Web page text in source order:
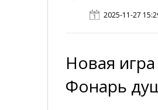
2025-11-27
Новая
Фонарь